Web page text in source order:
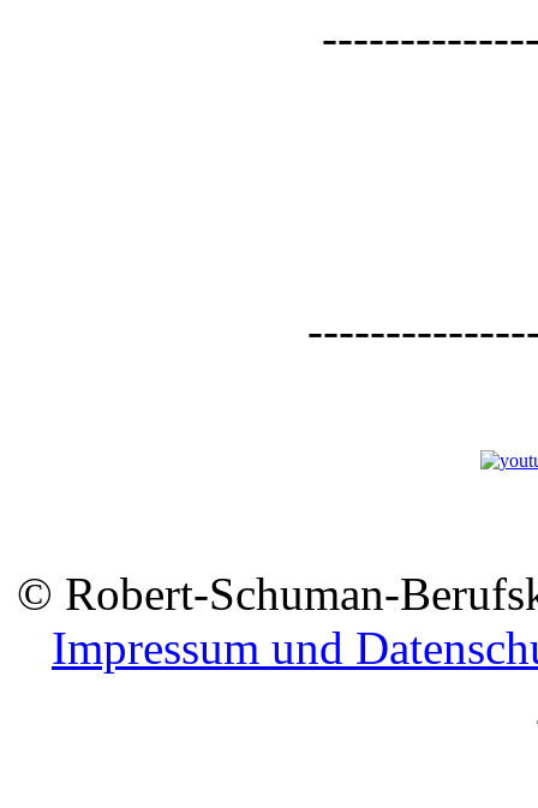
© Robert-Schuman-
Impressum und